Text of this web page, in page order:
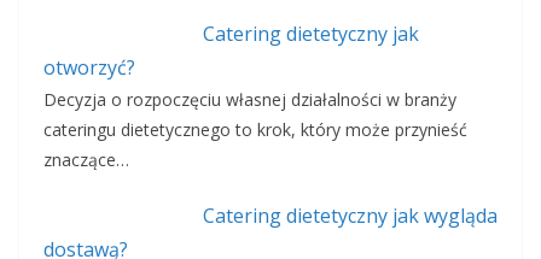
Catering dietetyczny jak
otworzyć?
Decyzja o rozpoczęciu własnej działalności w branży
cateringu dietetycznego to krok, który może przynieść
znaczące…
Catering dietetyczny jak wygląda
dostawą?